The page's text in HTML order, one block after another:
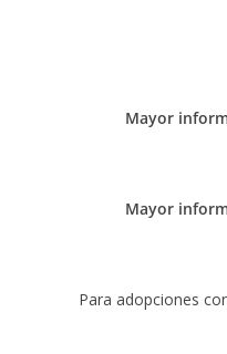
Mayor
Mayor
Para adopciones